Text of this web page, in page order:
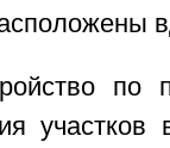
по